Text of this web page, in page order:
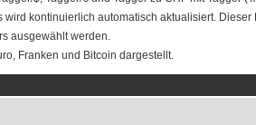
kontinuierlich automatisch aktualisiert.
ausgewählt werden.
Franken und Bitcoin dargestellt.